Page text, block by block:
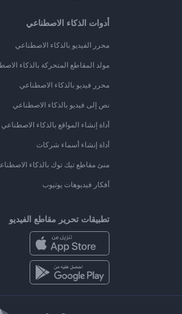
أدوات الذكاء الاصطناعي
محرر الفيديو بالذكاء الاصطناعي
مولد المقاطع المتحركة بالذكاء
محرر فيديو بالذكاء الاصطناعي
نص إلى فيديو بالذكاء الاصطناعي
أداة إنشاء المواقع بالذكاء الاصطناعي
أداة إنشاء أسماء شركات
منئ مقاطع تيك توك بالذكاء
أفكار فيديوهات يوتيوب
تطبيقات تحرير مقاطع الفيديو